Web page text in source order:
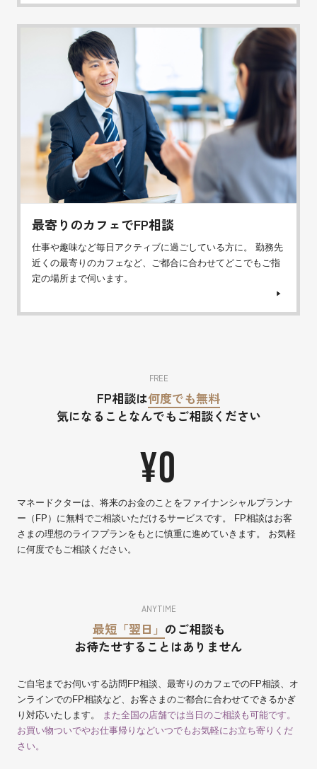
最寄りのカフェでFP相談
仕事や趣味など毎日アクティブに過ごしている方に。 勤務先
近くの最寄りのカフェなど、ご都合に合わせてどこでもご指
定の場所まで伺います。
FREE
FP相談は何度でも無料
気になることなんでもご相談ください
マネードクターは、将来のお金のことをファイナンシャルプランナ
ー（FP）に無料でご相談いただけるサービスです。 FP相談はお客
さまの理想のライフプランをもとに慎重に進めていきます。 お気軽
に何度でもご相談ください。
¥0
ANYTIME
最短「翌日」 のご相談も
お待たせすることはありません
ご自宅までお伺いする訪問FP相談、最寄りのカフェでのFP相談、オ
ンラインでのFP相談など、お客さまのご都合に合わせてできるかぎ
り対応いたします。
また全国の店舗では当日のご相談も可能です。
お買い物ついでやお仕事帰りなどいつでもお気軽にお立ち寄りくだ
さい。